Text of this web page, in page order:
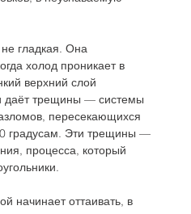
гладкая. Она
холод проникает в
верхний слой
даёт трещины — системы
пересекающихся
градусам. Эти трещины —
процесса, который
начинает оттаивать, в